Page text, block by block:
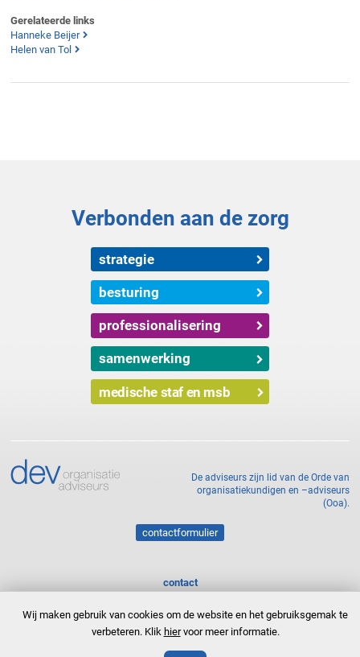
Gerelateerde links
Hanneke Beijer
Helen van Tol
Verbonden aan de zorg
strategie
besturing
professionalisering
samenwerking
medische staf en msb
De adviseurs zijn lid van de Orde van
organisatiekundigen en –adviseurs
(Ooa).
contactformulier
contact
bureau@devoa.nl
Sint Jorisstraat 15, 5211 HA 's-Hertogenbosch
routebeschrijving
Wij maken gebruik van cookies om de website en het gebruiksgemak te
verbeteren. Klikhiervoor meer informatie.